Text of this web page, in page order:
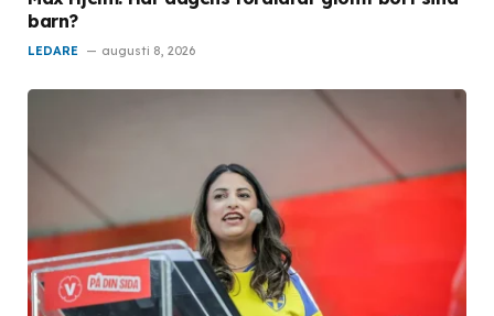
barn?
LEDARE augusti 8, 2026